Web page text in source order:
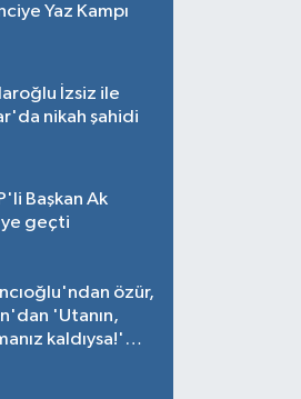
Yaz Kampı
İzsiz ile
nikah şahidi
Başkan Ak
geçti
özür,
'Utanın,
kaldıysa!'